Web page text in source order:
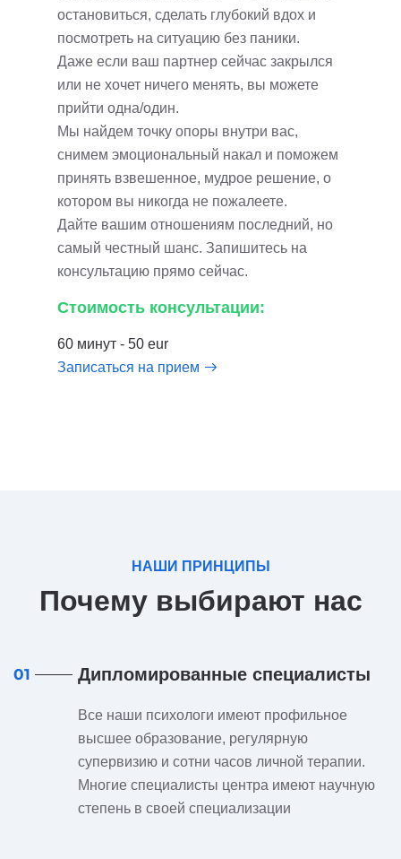
остановиться, сделать глубокий вдох и
посмотреть на ситуацию без паники.
Даже если ваш партнер сейчас закрылся
или не хочет ничего менять, вы можете
прийти одна/один.
Мы найдем точку опоры внутри вас,
снимем эмоциональный накал и поможем
принять взвешенное, мудрое решение, о
котором вы никогда не пожалеете.
Дайте вашим отношениям последний, но
самый честный шанс. Запишитесь на
консультацию прямо сейчас.
Стоимость консультации:
60 минут - 50 eur
Записаться на прием
НАШИ ПРИНЦИПЫ
Почему выбирают нас
01 Дипломированные специалисты
Все наши психологи имеют профильное
высшее образование, регулярную
супервизию и сотни часов личной терапии.
Многие специалисты центра имеют научную
степень в своей специализации